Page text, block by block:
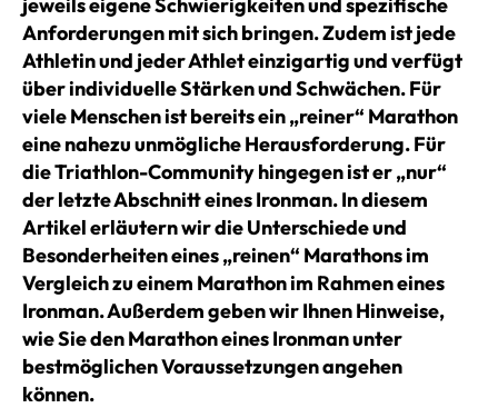
Anforderungen mit sich bringen. Zudem ist jede
Athletin und jeder Athlet einzigartig und verfügt
über individuelle Stärken und Schwächen. Für
viele Menschen ist bereits ein „reiner“ Marathon
eine nahezu unmögliche Herausforderung. Für
die Triathlon-Community hingegen ist er „nur“
der letzte Abschnitt eines Ironman. In diesem
Artikel erläutern wir die Unterschiede und
Besonderheiten eines „reinen“ Marathons im
Vergleich zu einem Marathon im Rahmen eines
Ironman. Außerdem geben wir Ihnen Hinweise,
wie Sie den Marathon eines Ironman unter
bestmöglichen Voraussetzungen angehen
können.